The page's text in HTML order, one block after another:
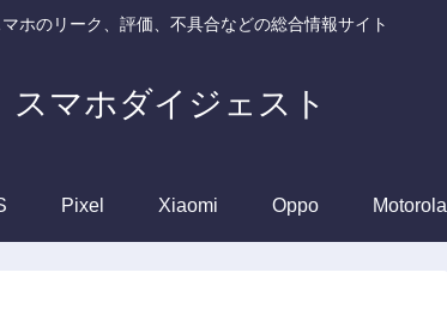
ホのリーク、評価、不具合などの総合情報サイト
スマホダイジェスト
Pixel Xiaomi Oppo Motorola